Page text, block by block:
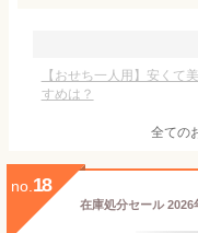
【おせち一人用】安くて
すめは？
全ての
no. 18